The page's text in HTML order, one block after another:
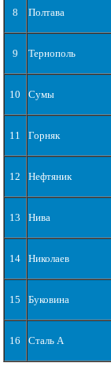
8 Полтава
9 Тернополь
10 Сумы
11 Горняк
12 Нефтяник
13 Нива
14 Николаев
15 Буковина
16 Сталь А